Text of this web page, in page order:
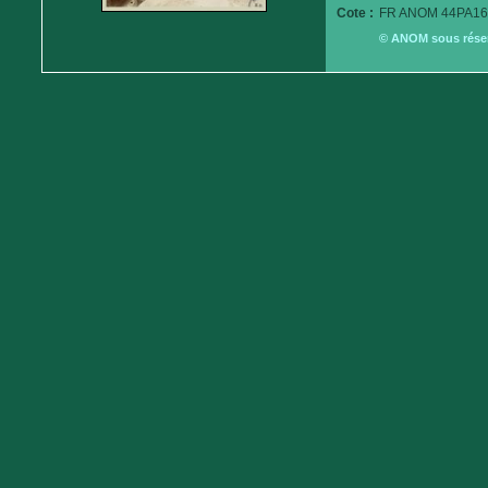
Cote : FR ANOM
© ANOM sous